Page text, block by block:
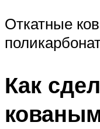
Откатные
Как